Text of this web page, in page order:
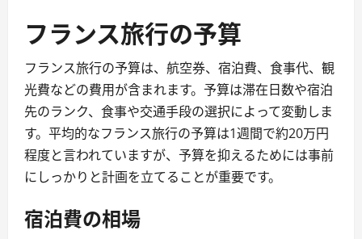
フランス旅行の予算
フランス旅行の予算は、航空券、宿泊費、食事代、観
光費などの費用が含まれます。予算は滞在日数や宿泊
先のランク、食事や交通手段の選択によって変動しま
す。平均的なフランス旅行の予算は1週間で約20万円
程度と言われていますが、予算を抑えるためには事前
にしっかりと計画を立てることが重要です。
宿泊費の相場